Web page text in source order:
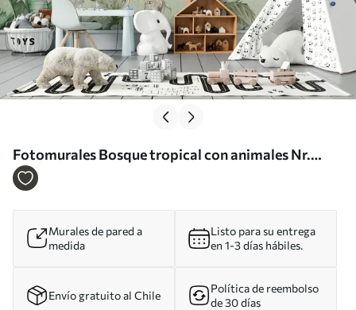
Fotomurales Bosque tropical con animales Nr.
u96255
Murales de pared a
medida
Listo para su entrega
en 1-3 días hábiles.
Envío gratuito al Chile
Política de reembolso
de 30 días